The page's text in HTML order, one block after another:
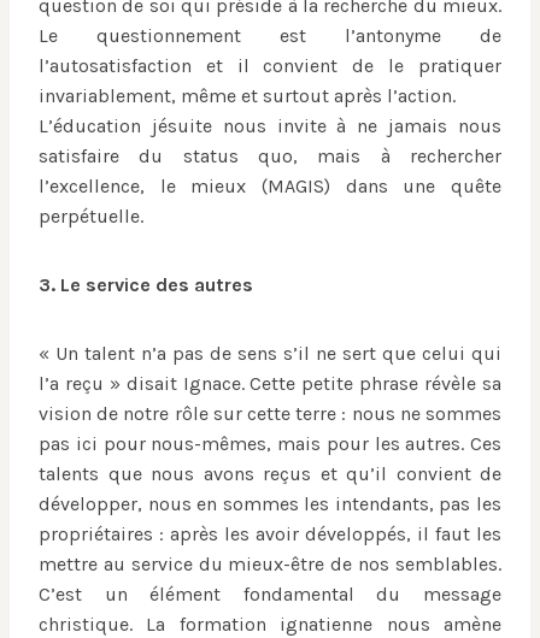
question de soi qui préside à la recherche du mieux.
Le questionnement est l’antonyme de
l’autosatisfaction et il convient de le pratiquer
invariablement, même et surtout après l’action.
L’éducation jésuite nous invite à ne jamais nous
satisfaire du status quo, mais à rechercher
l’excellence, le mieux (MAGIS) dans une quête
perpétuelle.
3. Le service des autres
« Un talent n’a pas de sens s’il ne sert que celui qui
l’a reçu » disait Ignace. Cette petite phrase révèle sa
vision de notre rôle sur cette terre : nous ne sommes
pas ici pour nous-mêmes, mais pour les autres. Ces
talents que nous avons reçus et qu’il convient de
développer, nous en sommes les intendants, pas les
propriétaires : après les avoir développés, il faut les
mettre au service du mieux-être de nos semblables.
C’est un élément fondamental du message
christique. La formation ignatienne nous amène